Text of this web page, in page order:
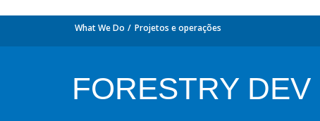
What We Do Projetos e operações
FORESTRY DEV